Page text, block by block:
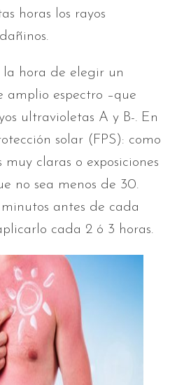
horas los rayos
la hora de elegir un
amplio espectro –que
ultravioletas A y B-. En
solar (FPS): como
muy claras o exposiciones
no sea menos de 30.
antes de cada
cada 2 ó 3 horas.